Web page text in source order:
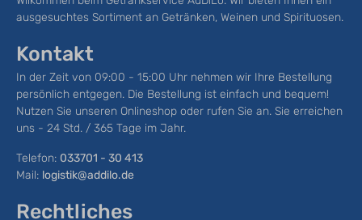
ausgesuchtes Sortiment an Getränken, Weinen und Spirituosen.
Kontakt
In der Zeit von 09:00 - 15:00 Uhr nehmen wir Ihre Bestellung
persönlich entgegen. Die Bestellung ist einfach und bequem!
Nutzen Sie unseren Onlineshop oder rufen Sie an. Sie erreichen
uns - 24 Std. / 365 Tage im Jahr.
Telefon: 033701 - 30 413
Mail: logistik@addilo.de
Rechtliches